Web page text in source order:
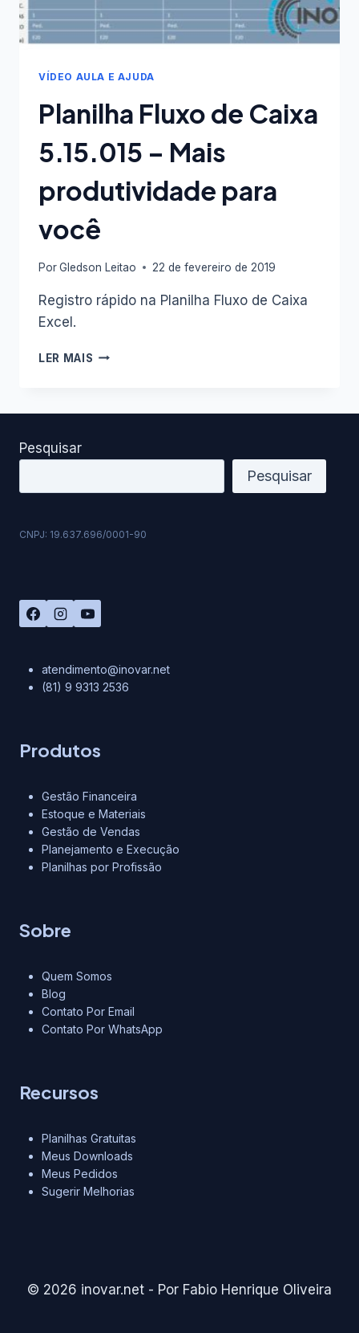
VÍDEO AULA E AJUDA
Planilha Fluxo de Caixa
5.15.015 – Mais
produtividade para
você
PorGledson Leitao 22 de fevereiro de 2019
Registro rápido na Planilha Fluxo de Caixa
Excel.
LER MAIS PLANILHA
Pesquisar
Pesquisar
CNPJ: 19.637.696/0001-90
atendimento@inovar.net
(81) 9 9313 2536
Produtos
Gestão Financeira
Estoque e Materiais
Gestão de Vendas
Planejamento e Execução
Planilhas por Profissão
Sobre
Quem Somos
Blog
Contato Por Email
Contato Por WhatsApp
Recursos
Planilhas Gratuitas
Meus Downloads
Meus Pedidos
Sugerir Melhorias
© 2026 inovar.net - Por Fabio Henrique Oliveira